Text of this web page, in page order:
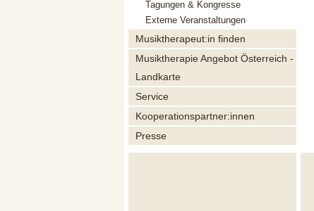
Tagungen & Kongresse
Externe Veranstaltungen
Musiktherapeut:in finden
Musiktherapie Angebot Österreich -
Landkarte
Service
Kooperationspartner:innen
Presse